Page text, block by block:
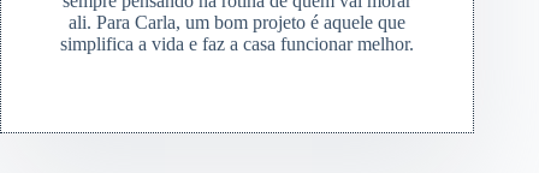
ali. Para Carla, um bom projeto é aquele que
simplifica a vida e faz a casa funcionar melhor.